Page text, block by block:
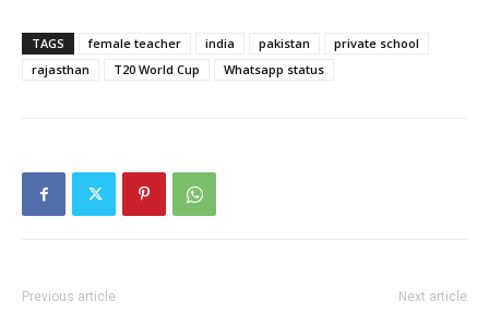
TAGS female teacher india pakistan
private school
rajasthan
T20 World Cup Whatsapp status
Previous article Next article